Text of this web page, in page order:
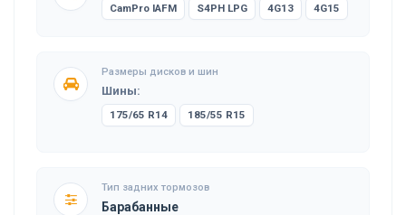
CamPro IAFM S4PH LPG 4G13 4G15
Размеры дисков и шин
Шины:
175/65 R14 185/55 R15
Тип задних тормозов
Барабанные